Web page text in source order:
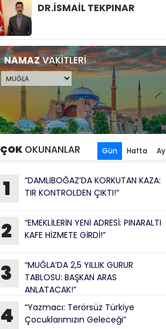
DR.İSMAİL TEKPINAR
NAMAZVAKİTLERİ
ÇOK OKUNANLAR Gün Hafta Ay
1
“DAMLIBOĞAZ’DA KORKUTAN KAZA:
TIR KONTROLDEN ÇIKTI!”
2
“EMEKLİLERİN YENİ ADRESİ: PINARALTI
KAFE HİZMETE GİRDİ!”
3
“MUĞLA’DA 2,5 YILLIK GURUR
TABLOSU: BAŞKAN ARAS
ANLATACAK!”
4
“Yazmacı: Terörsüz Türkiye
Çocuklarımızın Geleceği”